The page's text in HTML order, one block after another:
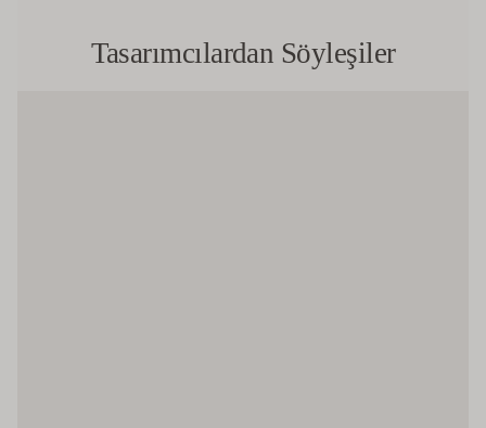
Tasarımcılardan Söyleşiler